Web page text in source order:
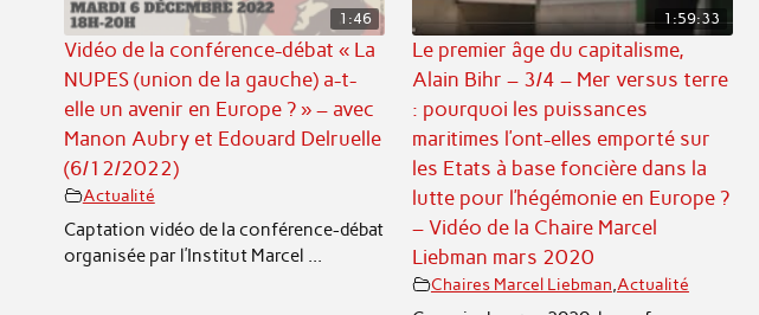
1:46
Vidéo de la conférence-débat « La
NUPES (union de la gauche) a-t-
elle un avenir en Europe ? » – avec
Manon Aubry et Edouard Delruelle
(6/12/2022)
Actualité
Captation vidéo de la conférence-débat
organisée par l’Institut Marcel ...
1:59:33
Le premier âge du capitalisme,
Alain Bihr – 3/4 – Mer versus terre
: pourquoi les puissances
maritimes l’ont-elles emporté sur
les Etats à base foncière dans la
lutte pour l’hégémonie en Europe ?
– Vidéo de la Chaire Marcel
Liebman mars 2020
Chaires Marcel Liebman Actualité